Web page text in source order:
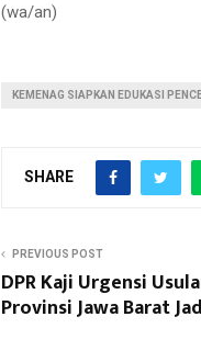
(wa/an)
KEMENAG SIAPKAN EDUKASI
SHARE
PREVIOUS POST
DPR Kaji Urgensi
Provinsi Jawa Barat